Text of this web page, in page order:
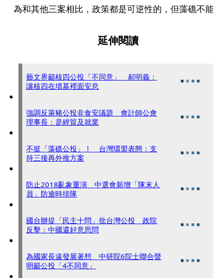
為和其他三案相比，政策都是可逆性的，但藻礁不能
延伸閱讀
藝文界籲核四公投「不同意」 郝明義：
讓核四在墳墓裡面安息
強調反萊豬公投非食安議題 會計師公會
理事長：是經貿及就業
不挺「藻礁公投」！ 台灣環盟表態：支
持三接再外推方案
防止2018亂象重演 中選會新增「隊末人
員」防逾時排隊
國台辦提「民主十問」批台灣公投 政院
反擊：中國還好意思問
為國家長遠發展著想 中研院6院士聯合聲
明籲公投「4不同意」